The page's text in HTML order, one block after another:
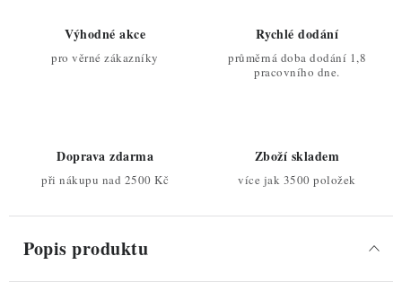
Výhodné akce
pro věrné zákazníky
Rychlé dodání
průměrná doba dodání 1,8
pracovního dne.
Doprava zdarma
při nákupu nad 2500 Kč
Zboží skladem
více jak 3500 položek
Popis produktu